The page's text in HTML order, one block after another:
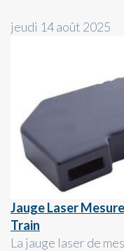
jeudi 14 août 2025
Jauge Laser
Train
La jauge laser de